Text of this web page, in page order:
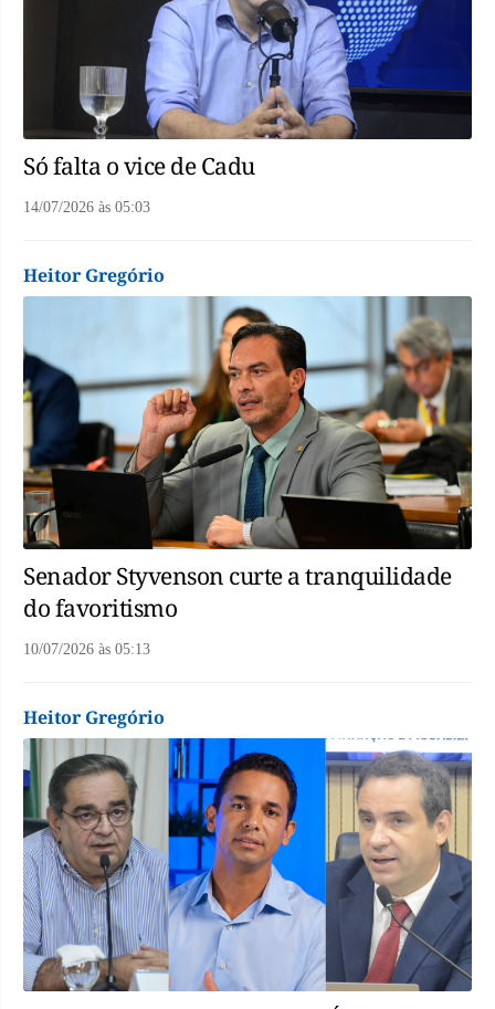
Só falta o vice de Cadu
14/07/2026 às 05:03
Heitor Gregório
Senador Styvenson curte a tranquilidade
do favoritismo
10/07/2026 às 05:13
Heitor Gregório